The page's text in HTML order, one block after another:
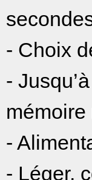
- Choix
-
-
- Léger,